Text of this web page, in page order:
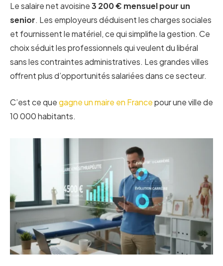
Le salaire net avoisine3 200 € mensuel pour un
senior. Les employeurs déduisent les charges sociales
et fournissent le matériel, ce qui simplifie la gestion. Ce
choix séduit les professionnels qui veulent du libéral
sans les contraintes administratives. Les grandes villes
offrent plus d’opportunités salariées dans ce secteur.
C’est ce quegagne un maire en Francepour une ville de
10 000 habitants.